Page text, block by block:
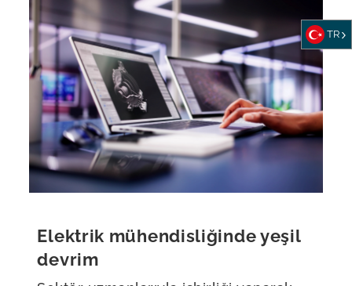
Elektrik mühendisliğinde yeşil
devrim
TR